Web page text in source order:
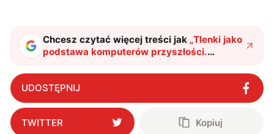
Chcesz czytać więcej treści jak „Tlenki jako
podstawa komputerów przyszłości.
Naukowcy wskazali obiecującą podstawę
dla układów optycznych"?
UDOSTĘPNIJ
TWITTER Kopiuj